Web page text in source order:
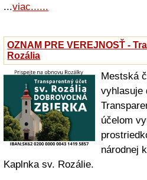
...viac......
OZNAM PRE VEREJNOSŤ -
Rozália
Mestská
vyhlasuje
účelom
národnej
Kaplnka sv. Rozálie.